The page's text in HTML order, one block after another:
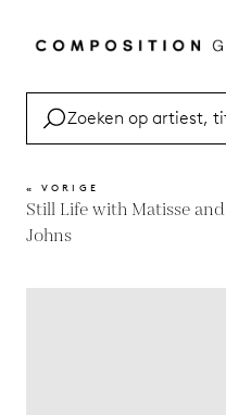
« VORIGE
Still Life with Matisse and
Johns